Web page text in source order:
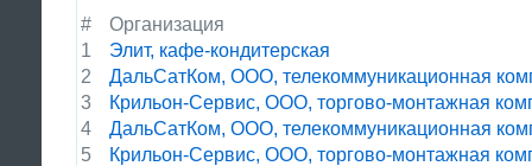
#
Организация
1
Элит, кафе-кондитерская
2
ДальСатКом, ООО, телекоммуникационная
3
Крильон-Сервис, ООО, торгово-монтажная
4
ДальСатКом, ООО, телекоммуникационная
5
Крильон-Сервис, ООО, торгово-монтажная